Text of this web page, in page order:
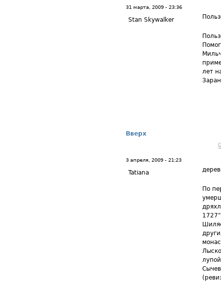
31 марта, 2009 - 23:36
Stan Skywalker
лет
Вверх
3 апреля, 2009 - 21:23
Tatiana
По